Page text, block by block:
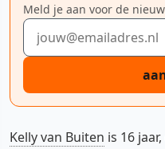
Meld je aan voor de
E-mailadres
Kelly van Buiten is 16